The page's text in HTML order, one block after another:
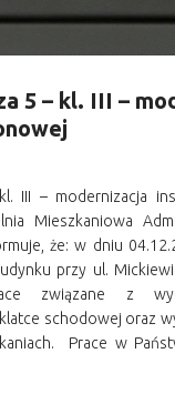
5 – kl. III –
III – modernizacja
Mieszkaniowa
że: w dniu
przy ul.
związane z
schodowej oraz
Prace w